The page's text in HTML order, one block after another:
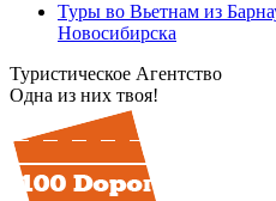
Туры во Вьетнам из
Новосибирска
Туристическое Агентство
Одна из них твоя!